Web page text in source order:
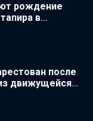
рождение
в
за 14 лет
после
движущейся